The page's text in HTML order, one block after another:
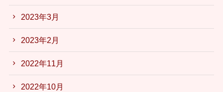
2023年3月
2023年2月
2022年11月
2022年10月